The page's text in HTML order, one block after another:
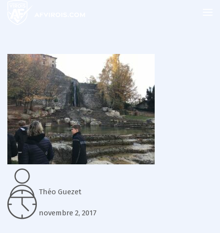
Théo Guezet
novembre 2, 2017